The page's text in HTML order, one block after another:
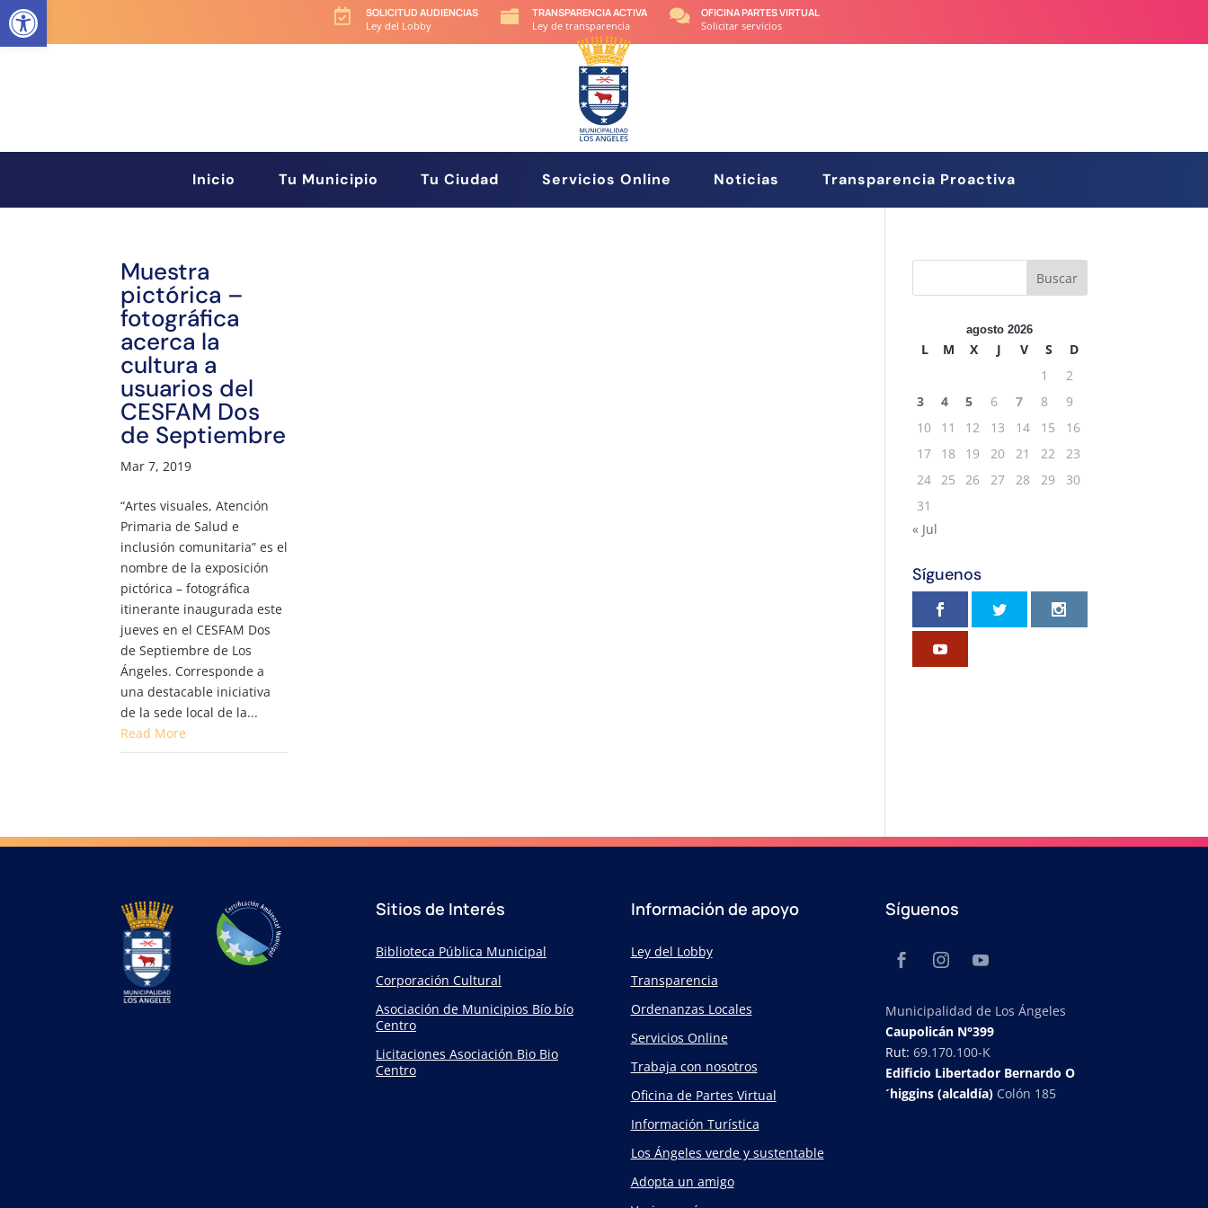

SOLICITUD AUDIENCIAS
Ley del Lobby

TRANSPARENCIA ACTIVA
Ley de transparencia

OFICINA PARTES VIRTUAL
Solicitar servicios
Inicio Tu Municipio Tu Ciudad Servicios Online Noticias Transparencia Proactiva
Muestra
pictórica –
fotográfica
acerca la
cultura a
usuarios del
CESFAM Dos
de Septiembre
Mar 7, 2019
“Artes visuales, Atención
Primaria de Salud e
inclusión comunitaria” es el
nombre de la exposición
pictórica – fotográfica
itinerante inaugurada este
jueves en el CESFAM Dos
de Septiembre de Los
Ángeles. Corresponde a
una destacable iniciativa
de la sede local de la...
Read More
agosto 2026
L M X J V S
D
1
2
3
4 5 6 7 8
9
10
11 12 13 14 15
16
17
18 19 20 21 22
23
24 25 26 27 28 29
30
31
« Jul
Síguenos
Sitios de Interés
Biblioteca Pública Municipal
Corporación Cultural
Asociación de Municipios Bío bío
Centro
Licitaciones Asociación Bio Bio
Centro
Información de apoyo
Ley del Lobby
Transparencia
Ordenanzas Locales
Servicios Online
Trabaja con nosotros
Oficina de Partes Virtual
Información Turística
Los Ángeles verde y sustentable
Adopta un amigo
Síguenos
Municipalidad de Los Ángeles
Caupolicán N°399
Rut:69.170.100-K
Edificio Libertador Bernardo O
´higgins (alcaldía) Colón 185